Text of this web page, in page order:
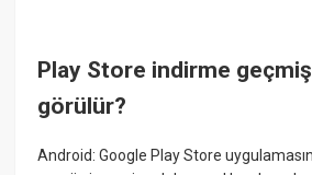
Play Store indirme
görülür?
Android: Google Play Store